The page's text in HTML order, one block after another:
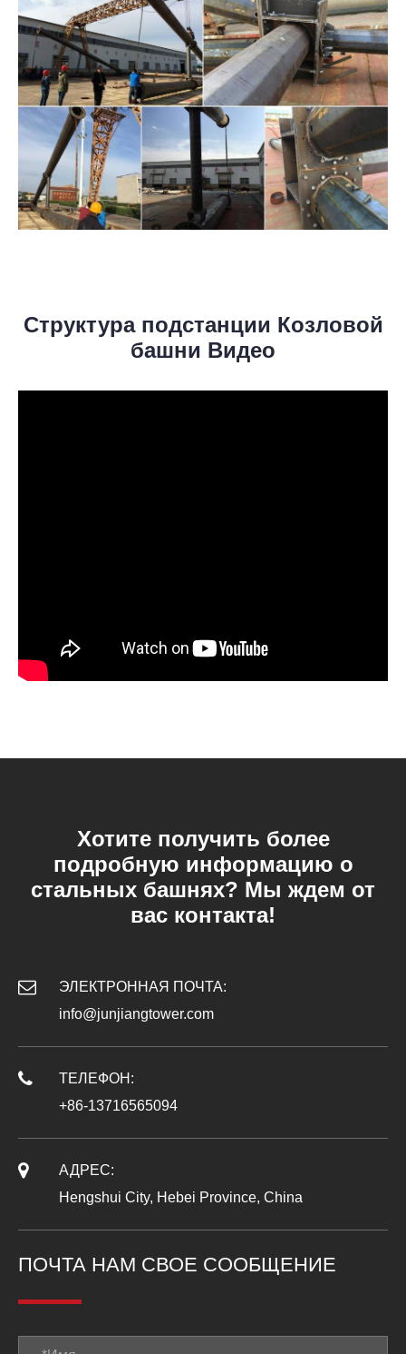
Структура подстанции Козловой
башни Видео
Хотите получить более
подробную информацию о
стальных башнях? Мы ждем от
вас контакта!
ЭЛЕКТРОННАЯ ПОЧТА:
info@junjiangtower.com
ТЕЛЕФОН:
+86-13716565094
АДРЕС:
Hengshui City, Hebei Province, China
ПОЧТА НАМ СВОЕ СООБЩЕНИЕ